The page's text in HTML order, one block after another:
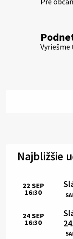
Vyriešme
Najbližšie
Čas:
22 SEP
16:30
Čas:
24SEP
16:30